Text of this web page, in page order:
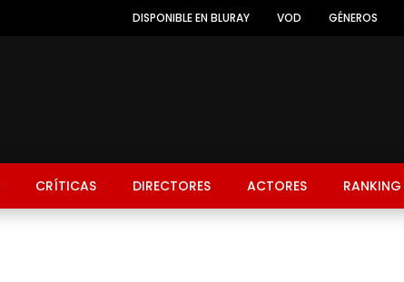
DISPONIBLE EN BLURAY VOD GÉNEROS
CRÍTICAS DIRECTORES ACTORES RANKING